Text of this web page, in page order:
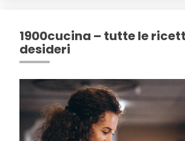
1900cucina – tutte le
desideri